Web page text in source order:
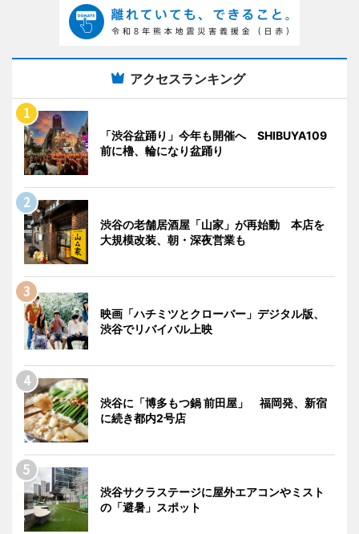
アクセスランキング
「渋谷盆踊り」今年も開催へ SHIBUYA109
前に櫓、輪になり盆踊り
渋谷の老舗居酒屋「山家」が再始動 本店を
大規模改装、朝・深夜営業も
映画「ハチミツとクローバー」デジタル版、
渋谷でリバイバル上映
渋谷に「博多もつ鍋 前田屋」 福岡発、新宿
に続き都内2号店
渋谷サクラステージに屋外エアコンやミスト
の「避暑」スポット